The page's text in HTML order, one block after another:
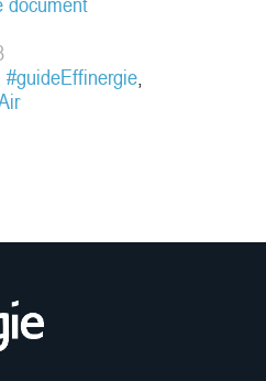
enjeux
et thermiques
de techniques
points de vue
- effinergie, il nous a
de rédiger un
permettant de
de quelques
guide ne se veut ni
bâtiments basse
ni un catalogue des
#guideEffinergie,